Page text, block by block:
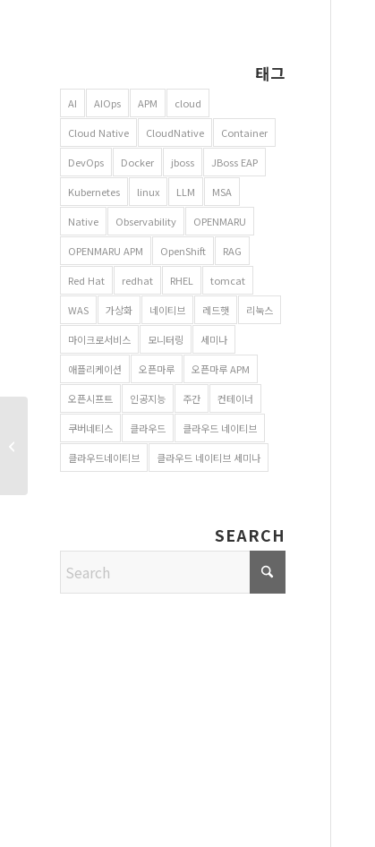
태그
AI AIOps APM cloud
Cloud Native CloudNative Container
DevOps Docker jboss JBoss EAP
Kubernetes linux LLM MSA
Native Observability OPENMARU
OPENMARU APM OpenShift RAG
Red Hat redhat RHEL tomcat
WAS 가상화 네이티브 레드햇 리눅스
마이크로서비스 모니터링 세미나
애플리케이션 오픈마루 오픈마루 APM
오픈시프트 인공지능 주간 컨테이너
쿠버네티스 클라우드 클라우드 네이티브
클라우드네이티브 클라우드 네이티브 세미나
SEARCH
차세대 나라장터 시범
개통, 무엇이 달라졌나요?